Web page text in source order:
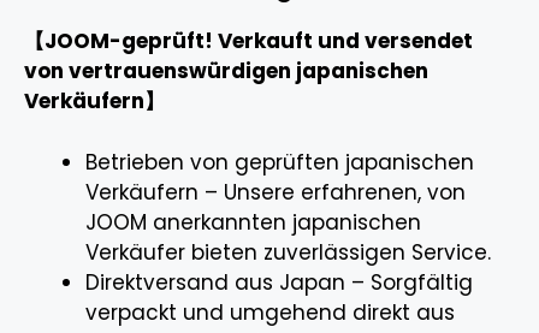
【JOOM-geprüft! Verkauft und versendet
von vertrauenswürdigen japanischen
Verkäufern】
Betrieben von geprüften japanischen
Verkäufern – Unsere erfahrenen, von
JOOM anerkannten japanischen
Verkäufer bieten zuverlässigen Service.
Direktversand aus Japan – Sorgfältig
verpackt und umgehend direkt aus